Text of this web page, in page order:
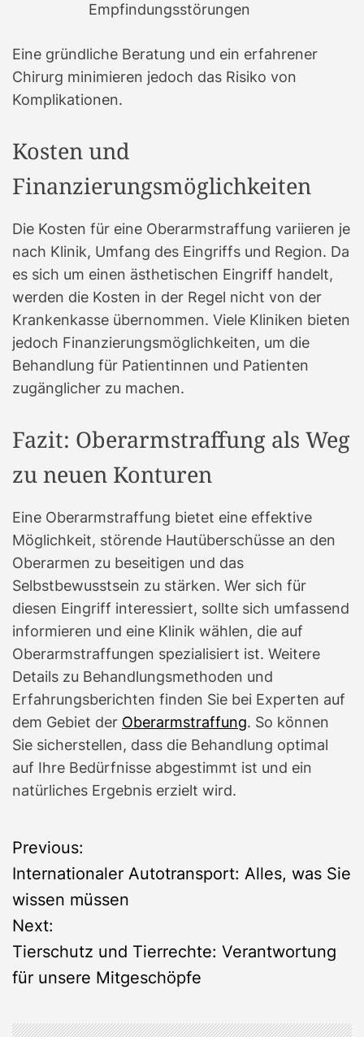
Empfindungsstörungen
Eine gründliche Beratung und ein erfahrener
Chirurg minimieren jedoch das Risiko von
Komplikationen.
Kosten und
Finanzierungsmöglichkeiten
Die Kosten für eine Oberarmstraffung variieren je
nach Klinik, Umfang des Eingriffs und Region. Da
es sich um einen ästhetischen Eingriff handelt,
werden die Kosten in der Regel nicht von der
Krankenkasse übernommen. Viele Kliniken bieten
jedoch Finanzierungsmöglichkeiten, um die
Behandlung für Patientinnen und Patienten
zugänglicher zu machen.
Fazit: Oberarmstraffung als Weg
zu neuen Konturen
Eine Oberarmstraffung bietet eine effektive
Möglichkeit, störende Hautüberschüsse an den
Oberarmen zu beseitigen und das
Selbstbewusstsein zu stärken. Wer sich für
diesen Eingriff interessiert, sollte sich umfassend
informieren und eine Klinik wählen, die auf
Oberarmstraffungen spezialisiert ist. Weitere
Details zu Behandlungsmethoden und
Erfahrungsberichten finden Sie bei Experten auf
dem Gebiet der Oberarmstraffung. So können
Sie sicherstellen, dass die Behandlung optimal
auf Ihre Bedürfnisse abgestimmt ist und ein
natürliches Ergebnis erzielt wird.
B
e
i
t
Previous:
Internationaler Autotransport: Alles, was Sie
wissen müssen
Next:
Tierschutz und Tierrechte: Verantwortung
für unsere Mitgeschöpfe